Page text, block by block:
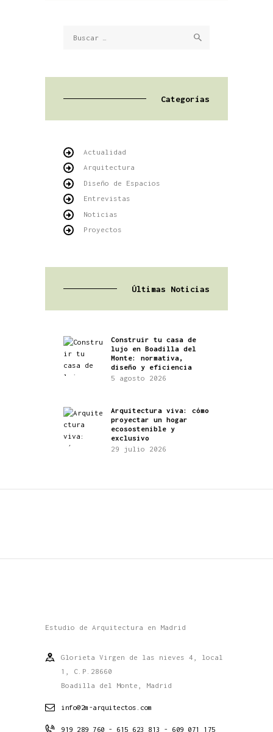
Categorías
Actualidad
Arquitectura
Diseño de Espacios
Entrevistas
Noticias
Proyectos
Últimas Noticias
Construir tu casa de
lujo en Boadilla del
Monte: normativa,
diseño y eficiencia
5 agosto 2026
Arquitectura viva: cómo
proyectar un hogar
ecosostenible y
exclusivo
29 julio 2026
Estudio de Arquitectura en Madrid
Glorieta Virgen de las nieves 4, local
1, C.P.28660
Boadilla del Monte, Madrid
info@2m-arquitectos.com
919 289 760 - 615 623 813 - 609 071 175